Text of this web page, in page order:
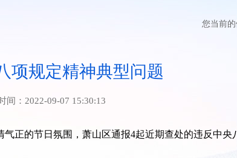
您当前
项规定精神典型问题
： 2022-09-07 15:30:13
正的节日氛围，萧山区通报4起近期查处的违反中央